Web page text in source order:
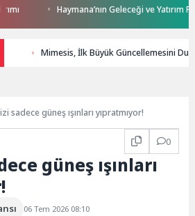
Haymana’nın Geleceği ve Yatırım
Mimesis, İlk Büyük Güncellemesini
sadece güneş ışınları yıpratmıyor!
0
güneş ışınları
06 Tem 2026 08:10